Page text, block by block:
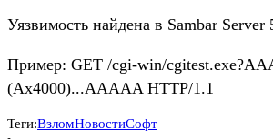
Уязвимость найдена в Sambar Server
Пример: GET /cgi-win/
(Ax4000)...AAAAA HTTP/1.1
Теги:ВзломНовостиСофт